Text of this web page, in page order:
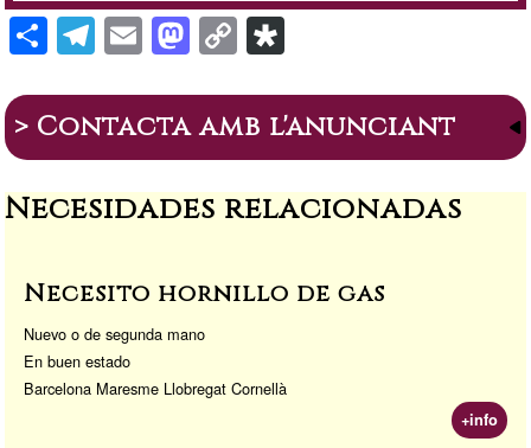
S
h
ar
e
T
el
e
gr
a
m
E
m
ail
M
a
st
o
d
o
C
o
p
y
Li
n
Di
s
p
or
a
> Contacta amb l'anunciant
Necesidades relacionadas
Necesito hornillo de gas
Nuevo o de segunda mano
En buen estado
Barcelona Maresme Llobregat Cornellà
+info